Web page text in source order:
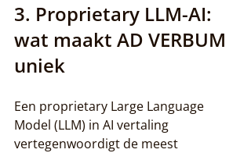
3. Proprietary LLM-AI:
wat maakt AD VERBUM
uniek
Een proprietary Large Language
Model (LLM) in AI vertaling
vertegenwoordigt de meest